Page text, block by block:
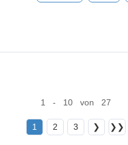
1 - 10 von 27
1 2 3 ❯ ❯❯